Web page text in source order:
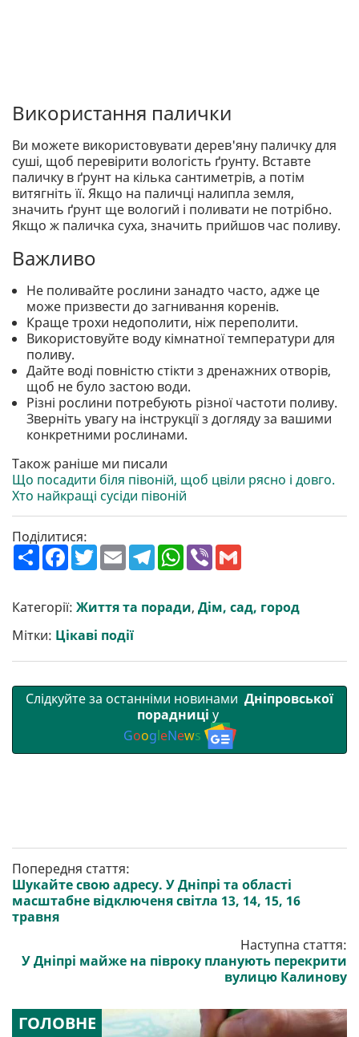
Використання палички
Ви можете використовувати дерев'яну паличку для
суші, щоб перевірити вологість ґрунту. Вставте
паличку в ґрунт на кілька сантиметрів, а потім
витягніть її. Якщо на паличці налипла земля,
значить ґрунт ще вологий і поливати не потрібно.
Якщо ж паличка суха, значить прийшов час поливу.
Важливо
Не поливайте рослини занадто часто, адже це
може призвести до загнивання коренів.
Краще трохи недополити, ніж переполити.
Використовуйте воду кімнатної температури для
поливу.
Дайте воді повністю стікти з дренажних отворів,
щоб не було застою води.
Різні рослини потребують різної частоти поливу.
Зверніть увагу на інструкції з догляду за вашими
конкретними рослинами.
Також раніше ми писали
Що посадити біля півоній, щоб цвіли рясно і довго.
Хто найкращі сусіди півоній
Поділитися:
П
о
ш
р
и
и
F
a
c
b
o
o
k
T
w
t
e
E
m
a
l
T
e
g
r
W
h
a
s
A
V
b
r l
Категорії: Життя та поради, Дім, сад, город
Мітки: Цікаві події
Слідкуйте за останніми новинами Дніпровської
порадниці у
GoogleNews
Попередня стаття:
Шукайте свою адресу. У Дніпрі та області
масштабне відключеня світла 13, 14, 15, 16
травня
Наступна стаття:
У Дніпрі майже на півроку планують перекрити
вулицю Калинову
ГОЛОВНЕ